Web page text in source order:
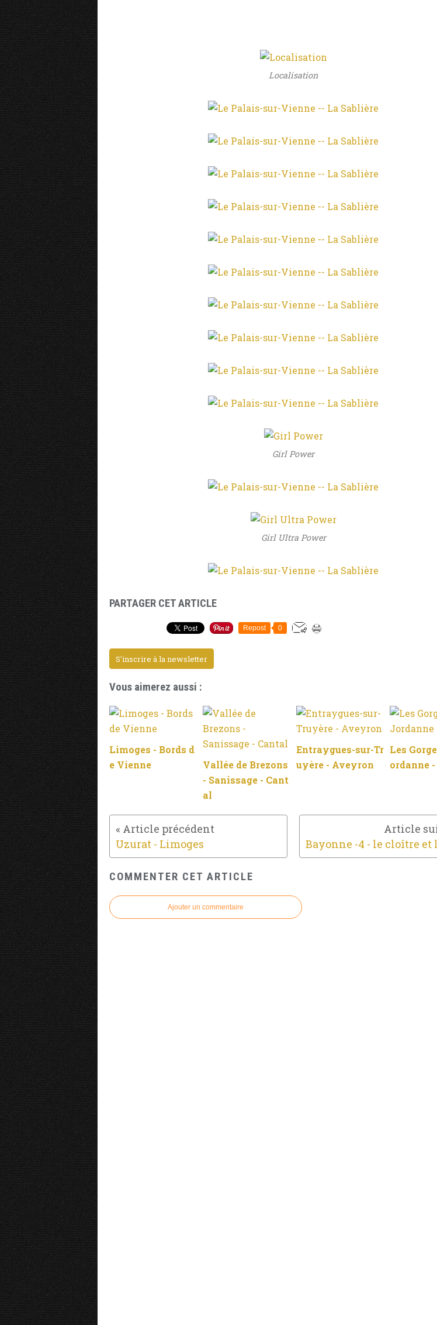
Localisation
Girl Power
Girl Ultra Power
PARTAGER CET ARTICLE
Repost 0
S'inscrire à la newsletter
Vous aimerez aussi :
Limoges - Bords d
e Vienne
Vallée de Brezons
- Sanissage - Cant
al
Entraygues-sur-Tr
uyère - Aveyron
Les
ordanne
Uzurat - Limoges
COMMENTER CET ARTICLE
Ajouter un commentaire